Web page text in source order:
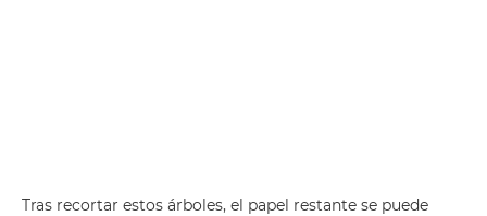
Tras recortar estos árboles, el papel restante se puede